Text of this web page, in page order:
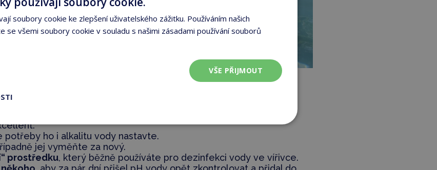
dlouhou dovolenou (více než 7 dní)
potřeby ho i alkalitu vody nastavte.
jej vyměňte za nový.
prostředku, který běžně používáte pro dezinfekci vody ve vířivce.
soubory cookie ke zlepšení uživatelského zážitku. Používáním našich
se všemi soubory cookie v souladu s našimi zásadami používání souborů
VŠE PŘIJMOUT